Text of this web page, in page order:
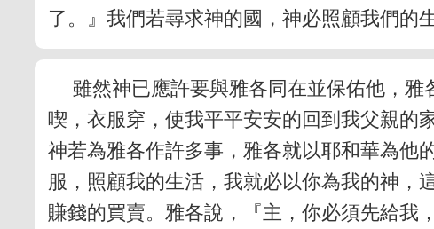
了。』我們若尋求神的國，神必照顧我們的生
雖然神已應許要與雅各同在並保佑他，
喫，衣服穿，使我平平安安的回到我父親的
神若為雅各作許多事，雅各就以耶和華為他
服，照顧我的生活，我就必以你為我的神，
賺錢的買賣。雅各說，『主，你必須先給我